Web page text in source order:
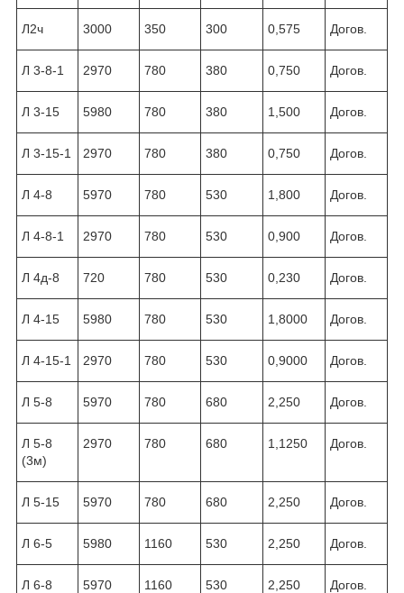
Л2ч 3000 350 300 0,575 Догов.
Л 3-8-1 2970 780 380 0,750 Догов.
Л 3-15 5980 780 380 1,500 Догов.
Л 3-15-1 2970 780 380 0,750 Догов.
Л 4-8 5970 780 530 1,800 Догов.
Л 4-8-1 2970 780 530 0,900 Догов.
Л 4д-8 720 780 530 0,230 Догов.
Л 4-15 5980 780 530 1,8000 Догов.
Л 4-15-1 2970 780 530 0,9000 Догов.
Л 5-8 5970 780 680 2,250 Догов.
Л 5-8
(3м)
2970 780 680 1,1250 Догов.
Л 5-15 5970 780 680 2,250 Догов.
Л 6-5 5980 1160 530 2,250 Догов.
Л 6-8 5970 1160 530 2,250 Догов.